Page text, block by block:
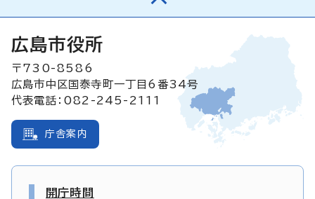
広島市役所
〒730-8586
広島市中区国泰寺町一丁目6番34号
代表電話：082-245-2111
庁舎案内
開庁時間